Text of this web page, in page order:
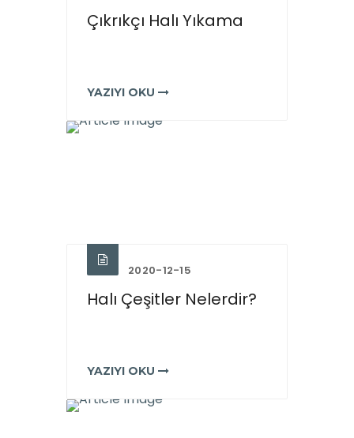
Çıkrıkçı Halı Yıkama
YAZIYI OKU
2020-12-15
Halı Çeşitler Nelerdir?
YAZIYI OKU